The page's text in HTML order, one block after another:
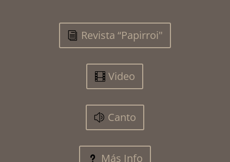
Revista “Papirroi"
Video
Canto
Más Info